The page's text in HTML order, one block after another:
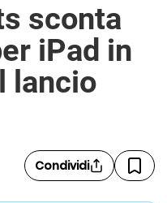
sconta
iPad in
lancio
Condividi